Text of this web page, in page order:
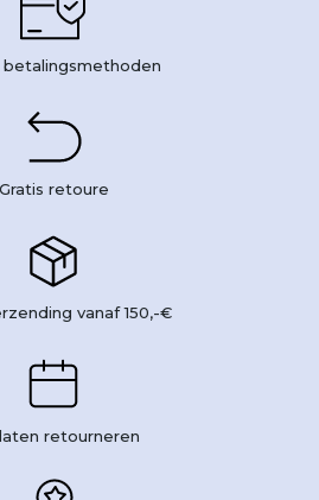
betalingsmethoden
Gratis retoure
vanaf 150,-€
retourneren